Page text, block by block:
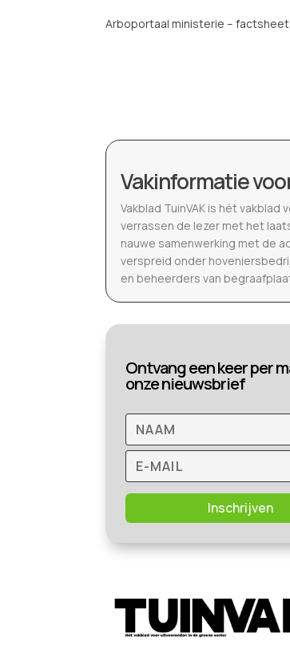
Arboportaal ministerie –
Vakinformatie
Vakblad TuinVAK is hét
verrassen de lezer met het
nauwe samenwerking met de
verspreid onder
en beheerders van
Ontvang een keer per
onze nieuwsbrief
Inschrijven